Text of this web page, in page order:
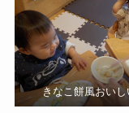
きなこ餅風おい